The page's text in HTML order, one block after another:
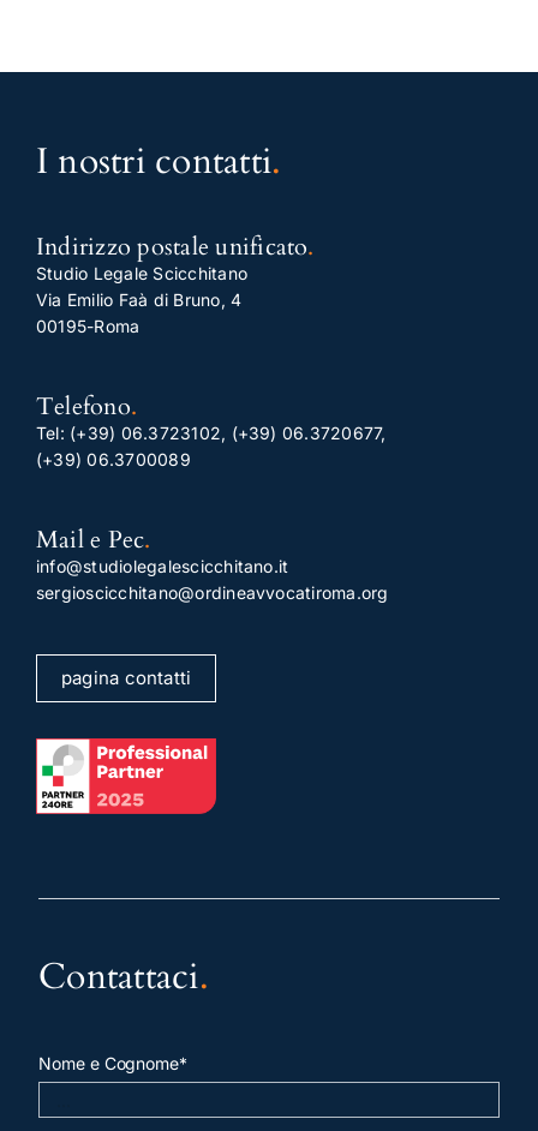
I nostri contatti.
Indirizzo postale unificato.
Studio Legale Scicchitano
Via Emilio Faà di Bruno, 4
00195-Roma
Telefono.
Tel: (+39) 06.3723102, (+39) 06.3720677,
(+39) 06.3700089
Mail e Pec.
info@studiolegalescicchitano.it
sergioscicchitano@ordineavvocatiroma.org
pagina contatti
Contattaci.
Nome e Cognome*